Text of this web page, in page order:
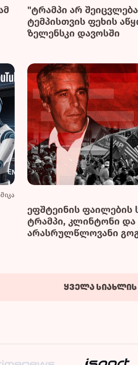
"ტრამპი არ
ტემპისთვის ფეხის
ზელენსკი დავოსში
ეფშტეინის
ტრამპი, კლინტონი და
არასრულწლოვანი
ყველა სიახლის